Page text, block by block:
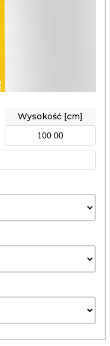
Wysokość [cm]